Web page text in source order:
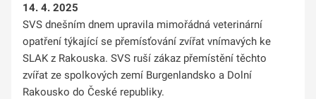
14. 4. 2025
SVS dnešním dnem upravila mimořádná veterinární
opatření týkající se přemísťování zvířat vnímavých ke
SLAK z Rakouska. SVS ruší zákaz přemístění těchto
zvířat ze spolkových zemí Burgenlandsko a Dolní
Rakousko do České republiky.